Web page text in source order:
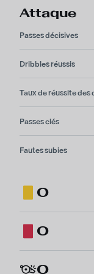
Attaque
Passes décisives
Dribbles réussis
Taux de réussite des
Passes clés
Fautes subies
0
0
0